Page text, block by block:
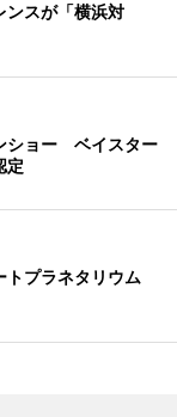
ンスが「横浜対
ショー ベイスター
定
トプラネタリウム